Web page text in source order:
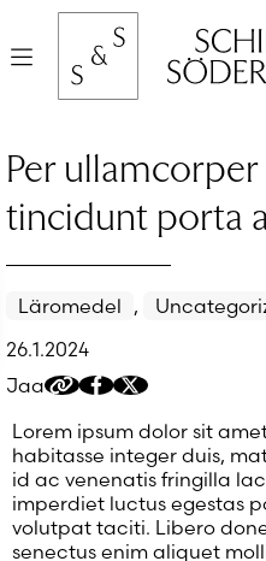
Hyppää
Valikko
Per
tincidunt porta
Läromedel ,
26.1.2024
Jaa
Kopioi
jakolinkki
Jaa
Facebookissa
Jaa
Twitteriin/
Lorem ipsum dolor sit
habitasse integer duis,
id ac venenatis fringilla
imperdiet luctus egestas
volutpat taciti. Libero
senectus enim aliquet